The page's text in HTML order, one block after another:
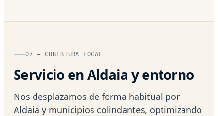
07 — COBERTURA LOCAL
Servicio en Aldaia y entorno
Nos desplazamos de forma habitual por
Aldaia y municipios colindantes, optimizando